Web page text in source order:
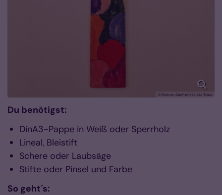
© Bistum Aachen/ Lucia Traut
Du benötigst:
DinA3-Pappe in Weiß oder Sperrholz
Lineal, Bleistift
Schere oder Laubsäge
Stifte oder Pinsel und Farbe
So geht´s: